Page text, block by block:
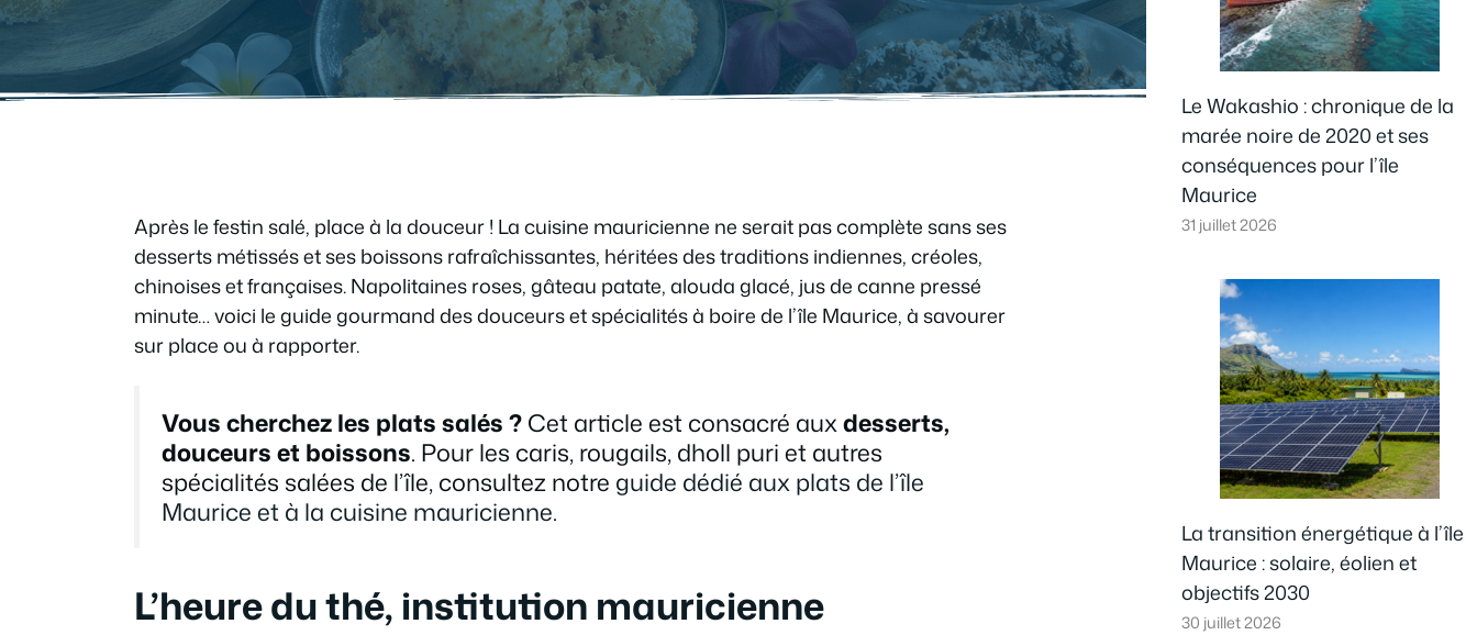
Après le festin salé, place à la douceur ! La cuisine mauricienne ne serait pas complète sans ses
desserts métissés et ses boissons rafraîchissantes, héritées des traditions indiennes, créoles,
chinoises et françaises. Napolitaines roses, gâteau patate, alouda glacé, jus de canne pressé
minute… voici le guide gourmand des douceurs et spécialités à boire de l’île Maurice, à savourer
sur place ou à rapporter.
Vous cherchez les plats salés ?Cet article est consacré auxdesserts,
douceurs et boissons. Pour les caris, rougails, dholl puri et autres
spécialités salées de l’île, consultez notre guide dédié aux plats de l’île
Maurice et à la cuisine mauricienne.
L’heure du thé, institution mauricienne
Le Wakashio : chronique de la
marée noire de 2020 et ses
conséquences pour l’île
Maurice
31 juillet 2026
La transition énergétique à l’île
Maurice : solaire, éolien et
objectifs 2030
30 juillet 2026